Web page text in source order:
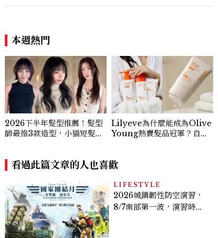
本週熱門
2026下半年髮型推薦！髮型
師最推3款造型，小貓短髮、
Lilyeve為什麼能成為Olive
Young熱賣髮品冠軍？自帶
看過此篇文章的人也喜歡
LIFESTYLE
2026城鎮韌性防空演習，
8/7南部第一波，演習時